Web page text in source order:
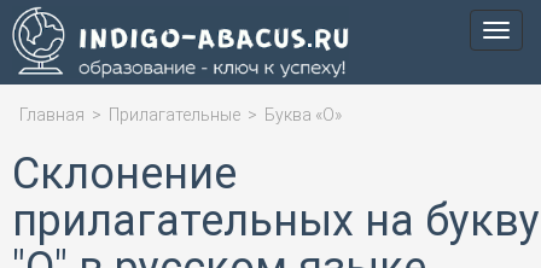
Меню
Главная > Прилагательные > Буква «О»
Склонение
прилагательных на букву